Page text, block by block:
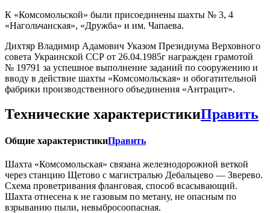
К «Комсомольской» были присоединены шахты № 3, 4
«Нагольчанская», «Дружба» и им. Чапаева.
Дихтяр Владимир Адамович Указом Президиума Верховного
совета Украинской ССР от 26.04.1985г награжден грамотой
№ 19791 за успешное выполнение заданий по сооружению и
вводу в действие шахты «Комсомольская» и обогатительной
фабрики производственного объединения «Антрацит».
Технические характеристикиПравить
Общие характеристикиПравить
Шахта «Комсомольская» связана железнодорожной веткой
через станцию Щетово с магистралью Дебальцево — Зверево.
Схема проветривания фланговая, способ всасывающий.
Шахта отнесена к не газовым по метану, не опасным по
взрыванию пыли, невыбросоопасная.